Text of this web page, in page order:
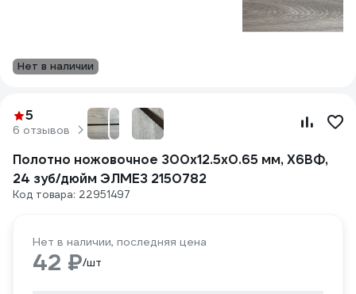
Нет в наличии
5
6 отзывов
Полотно ножовочное 300x12.5x0.65 мм, Х6ВФ,
24 зуб/дюйм ЭЛМЕЗ 2150782
Код товара: 22951497
Нет в наличии, последняя цена
42 ₽/шт